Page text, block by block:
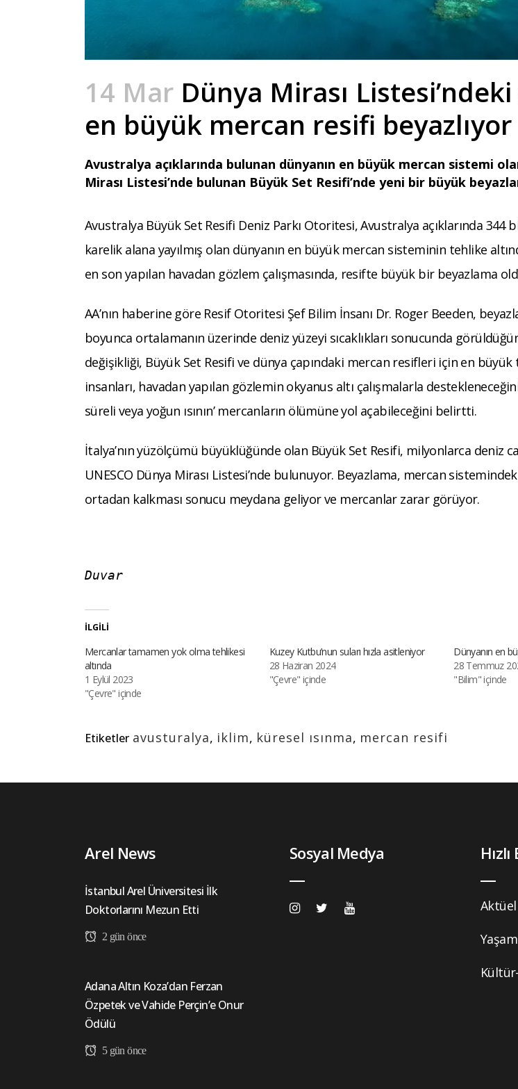
14 Mar Dünya Mirası
en büyük mercan resifi beyazlıyor
Avustralya açıklarında bulunan dünyanın en büyük mercan sistemi
Mirası Listesi’nde bulunan Büyük Set Resifi’nde yeni bir büyük
Avustralya Büyük Set Resifi Deniz Parkı Otoritesi, Avustralya açıklarında 344
karelik alana yayılmış olan dünyanın en büyük mercan sisteminin tehlike
en son yapılan havadan gözlem çalışmasında, resifte büyük bir beyazlama
AA’nın haberine göre Resif Otoritesi Şef Bilim İnsanı Dr. Roger Beeden,
boyunca ortalamanın üzerinde deniz yüzeyi sıcaklıkları sonucunda
değişikliği, Büyük Set Resifi ve dünya çapındaki mercan resifleri için en
insanları, havadan yapılan gözlemin okyanus altı çalışmalarla
süreli veya yoğun ısının’ mercanların ölümüne yol açabileceğini belirtti.
İtalya’nın yüzölçümü büyüklüğünde olan Büyük Set Resifi, milyonlarca deniz
UNESCO Dünya Mirası Listesi’nde bulunuyor. Beyazlama, mercan
ortadan kalkması sonucu meydana geliyor ve mercanlar zarar görüyor.
Duvar
İLGILI
Mercanlar tamamen yok olma tehlikesi
altında
1 Eylül 2023
"Çevre" içinde
Kuzey Kutbu’nun suları hızla asitleniyor
28 Haziran 2024
"Çevre" içinde
Dünyanın en
28 Temmuz
"Bilim" içinde
Etiketler avusturalya, iklim, küresel ısınma, mercan resifi
Arel News
İstanbul Arel Üniversitesi İlk
Doktorlarını Mezun Etti
2 gün önce
Adana Altın Koza’dan Ferzan
Özpetek ve Vahide Perçin’e Onur
Ödülü
5 gün önce
Sosyal Medya
Aktüel
Yaşam